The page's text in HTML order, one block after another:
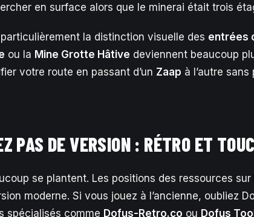
en surface alors que le minerai était trois
particulièrement la distinction visuelle des entrées
ou la Mine Grotte Hâtive deviennent beaucoup
votre route en passant d’un Zaap à l’autre sans
PAS DE VERSION : RÉTRO ET
se plantent. Les positions des ressources sur
moderne. Si vous jouez à l’ancienne, oubliez
spécialisés comme Dofus-Retro.co ou Dofus